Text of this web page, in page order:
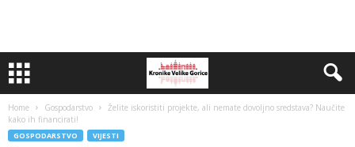
Home Gospodarstvo
Želite iskoristiti projekte, ali nemate dovoljno sredstava? Naučite
kako ih financirati!
GOSPODARSTVO VIJESTI